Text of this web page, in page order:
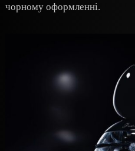
чорному оформленні.